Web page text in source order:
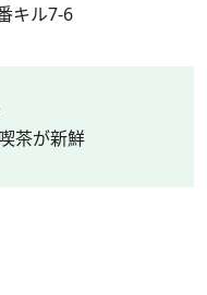
キル7-6
茶が新鮮